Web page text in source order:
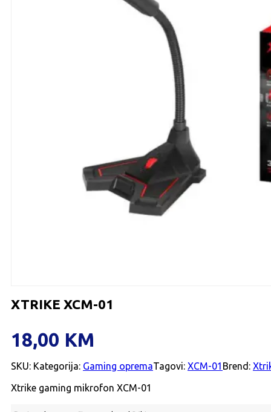
XTRIKE XCM-01
18,00 KM
SKU: Kategorija: Gaming opremaTagovi: XCM-01 Brend:
Xtrike gaming mikrofon XCM-01